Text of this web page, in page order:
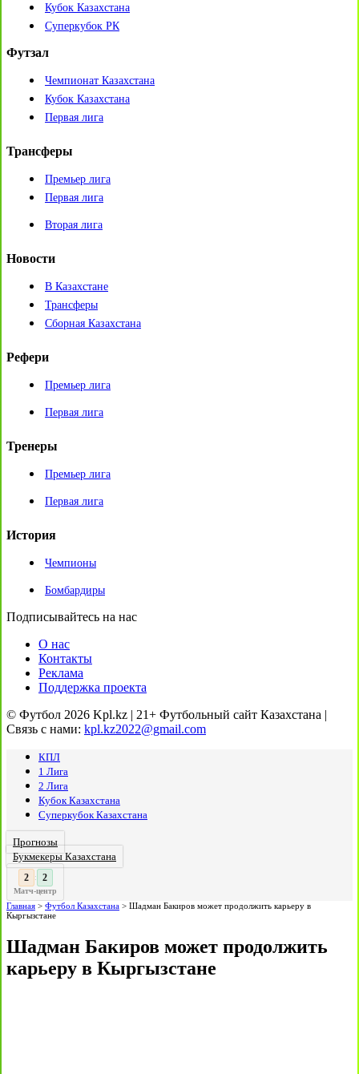
Кубок Казахстана
Суперкубок РК
Футзал
Чемпионат Казахстана
Кубок Казахстана
Первая лига
Трансферы
Премьер лига
Первая лига
Вторая лига
Новости
В Казахстане
Трансферы
Сборная Казахстана
Рефери
Премьер лига
Первая лига
Тренеры
Премьер лига
Первая лига
История
Чемпионы
Бомбардиры
Подписывайтесь на нас
О нас
Контакты
Реклама
Поддержка проекта
© Футбол 2026 Kpl.kz | 21+ Футбольный сайт Казахстана |
Связь с нами: kpl.kz2022@gmail.com
КПЛ
1 Лига
2 Лига
Кубок Казахстана
Суперкубок Казахстана
Прогнозы
Букмекеры Казахстана
: 2
Матч-центр
Главная > Футбол Казахстана > Шадман Бакиров может продолжить карьеру в
Кыргызстане
Шадман Бакиров может продолжить
карьеру в Кыргызстане